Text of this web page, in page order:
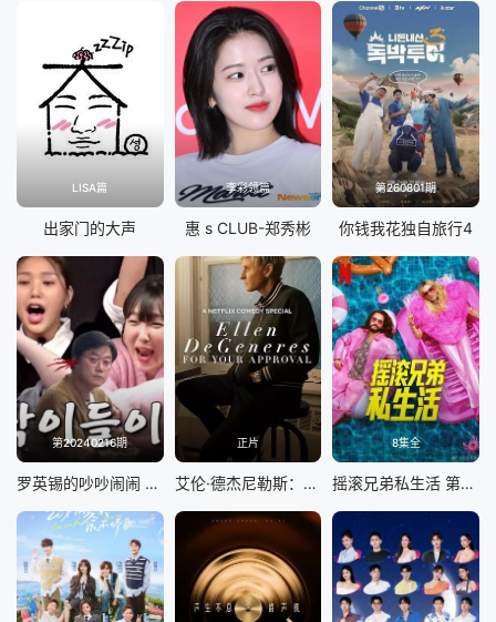
LISA篇
出家门的大声
李彩领篇
惠 s CLUB-郑秀彬
第260801期
你钱我花独自旅行4
第20240216期
罗英锡的吵吵闹闹 蹦蹦地球游戏厅篇
正片
艾伦·德杰尼勒斯：请你许可
8集全
摇滚兄弟私生活 第二季